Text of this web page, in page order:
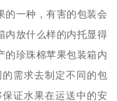
的一种，有害的包装会
内放什么样的内托显得
的珍珠棉苹果包装箱内
需求去制定不同的包
证水果在运送中的安